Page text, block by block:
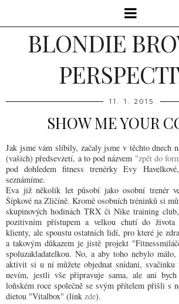
BLONDIE
11. 1. 2015
SHOW ME YOUR
Jak jsme vám slíbily, začaly jsme v těchto dnech
(vašich) předsevzetí, a to pod názvem "zpět do
pod dohledem fitness trenérky Evy
seznámíme.
Eva již několik let působí jako osobní trenér
Šípkové na Zličíně. Kromě osobních tréninků si
skupinových hodinách TRX či Nike training
pozitivním přístupem a velkou chutí do života
klienty, ale spoustu ostatních lidí, pro které je
a takovým důkazem je jistě projekt
spoluzakladatelkou. No, a aby toho nebylo
aktivit si u ní můžete objednat snídani, svačinku
nevím, jestli vše připravuje sama, ale ani
loňském roce společně se svým přítelem přišli s
dietou "Vitalbox" (link zde).